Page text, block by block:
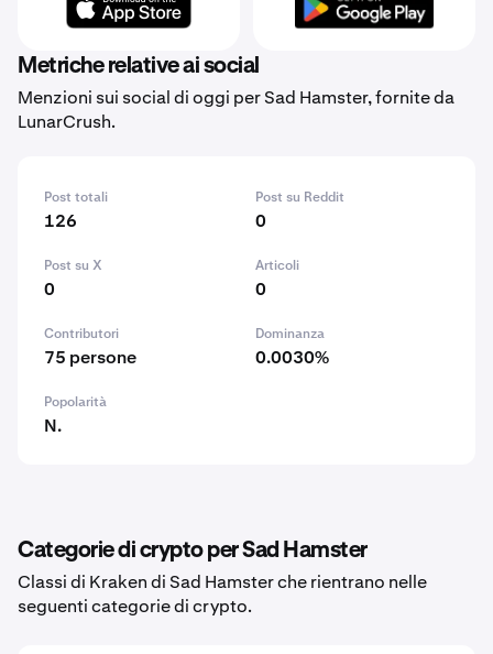
Metriche relative ai social
Menzioni sui social di oggi per Sad Hamster, fornite da
LunarCrush.
Post totali
126
Post su Reddit
0
Post su X
0
Articoli
0
Contributori
75 persone
Dominanza
0.0030%
Popolarità
N.
Categorie di crypto per Sad Hamster
Classi di Kraken di Sad Hamster che rientrano nelle
seguenti categorie di crypto.